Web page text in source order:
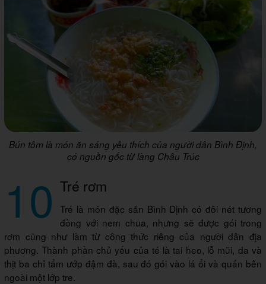
Bún tôm là món ăn sáng yêu thích của người dân Bình Định,
có nguồn gốc từ làng Châu Trúc
10 Tré rơm
Tré là món đặc sản Bình Định có đôi nét tương
đồng với nem chua, nhưng sẽ được gói trong
rơm cũng như làm từ công thức riêng của người dân địa
phương. Thành phần chủ yếu của té là tai heo, lỗ mũi, da và
thịt ba chỉ tẩm ướp đậm đà, sau đó gói vào lá ổi và quấn bên
ngoài một lớp tre.